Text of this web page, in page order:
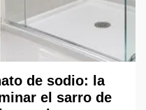
de sodio: la
el sarro de